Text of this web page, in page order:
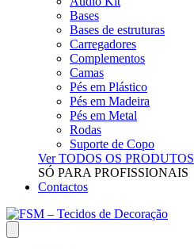
Bases
Bases de estruturas
Carregadores
Complementos
Camas
Pés em Plástico
Pés em Madeira
Pés em Metal
Rodas
Suporte de Copo
Ver TODOS OS PRODUTOS
SÓ PARA PROFISSIONAIS
Contactos